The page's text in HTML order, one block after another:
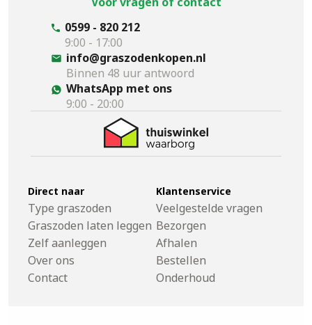
0599 - 820 212
9:00 - 17:00
info@graszodenkopen.nl
Binnen 48 uur antwoord
WhatsApp met ons
9:00 - 20:00
Direct naar
Type graszoden
Graszoden laten leggen
Zelf aanleggen
Over ons
Contact
Klantenservice
Veelgestelde vragen
Bezorgen
Afhalen
Bestellen
Onderhoud